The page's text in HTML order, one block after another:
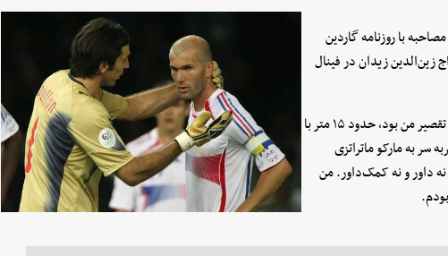
با روزنامه گاردین
زیدان در فینال
بوفون در این زمینه افزود: همه چیز تقصیر من بود، حدود ۱۵ متر با
سر به مارکو ماتراتزی
داور و نه کمک‌داور. من